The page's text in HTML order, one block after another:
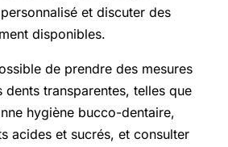
et discuter des
disponibles.
de prendre des mesures
dents transparentes, telles que
hygiène bucco-dentaire,
acides et sucrés, et consulter